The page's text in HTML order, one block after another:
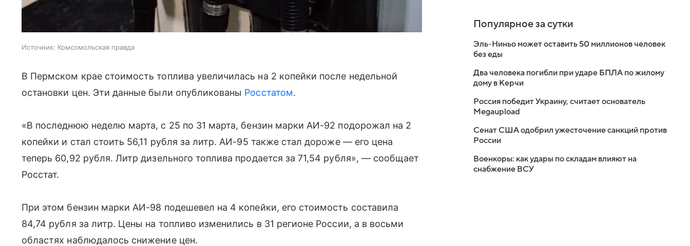
Источник: Комсомольская правда
В Пермском крае стоимость топлива увеличилась на 2 копейки после недельной
остановки цен. Эти данные были опубликованы Росстатом.
«В последнюю неделю марта, с 25 по 31 марта, бензин марки АИ-92 подорожал на 2
копейки и стал стоить 56,11 рубля за литр. АИ-95 также стал дороже — его цена
теперь 60,92 рубля. Литр дизельного топлива продается за 71,54 рубля», — сообщает
Росстат.
При этом бензин марки АИ-98 подешевел на 4 копейки, его стоимость составила
84,74 рубля за литр. Цены на топливо изменились в 31 регионе России, а в восьми
областях наблюдалось снижение цен.
Популярное за сутки
Эль-Ниньо может оставить 50 миллионов человек
без еды
Два человека погибли при ударе БПЛА по жилому
дому в Керчи
Россия победит Украину, считает основатель
Megaupload
Сенат США одобрил ужесточение санкций против
России
Военкоры: как удары по складам влияют на
снабжение ВСУ